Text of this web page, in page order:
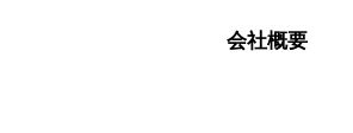
会社概要